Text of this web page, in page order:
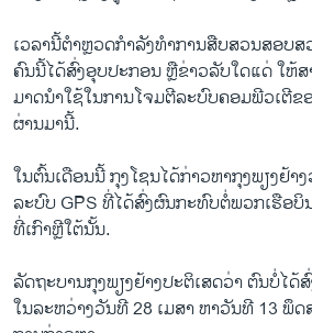
ເວລາ​ນີ້​ຕໍາຫຼວດ​ກໍາລັງ​ທໍາ​ການ​ສືບສວນ​ສອບ​
ຄົນ​ນີ້​ໄດ້​ສົ່ງ​ອຸບປະກອນ​ ຫຼື​ຂ່າວ​ລັບ​ໃດ​ແດ່ ໃຫ້​
ມາດນໍາ​ໃຊ້​ໃນ​ການ​ໂຈມ​ຕີ​ລະບົບ​ຄອມ​ພີ​ວ​ເຕີຂ
ຜ່ານ​ມາ​ນີ້.
ໃນ​ຕົ້ນ​ເດືອນ​ນີ້ ກຸງ​ໂຊນ​ໄດ້​ກ່າວ​ຫາ​ກຸງ​ພຽງ​ຢ້າ
ລະ​ບົບ GPS ທີ່​ໄດ້ສົ່ງຜົນ​ກະທົບຕໍ່​ພວກ​ເຮືອ
ທີ່​ເກົາຫຼີ​ໃຕ້​ນັ້ນ.
ລັດຖະບານ​ກຸງ​ພຽງ​ຢ້າງ​ປະຕິ​ເສດ​ວ່າ​ ຕົນ​ບໍ່​ໄດ້​
ໃນ​ລະຫວ່າງ​ວັນ​ທີ 28 ​ເມສາ ຫາ​ວັນ​ທີ 13 ພຶ